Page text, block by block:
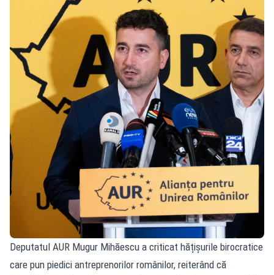
Deputatul AUR Mugur Mihăescu a criticat hățișurile birocratice
care pun piedici antreprenorilor românilor, reiterând că